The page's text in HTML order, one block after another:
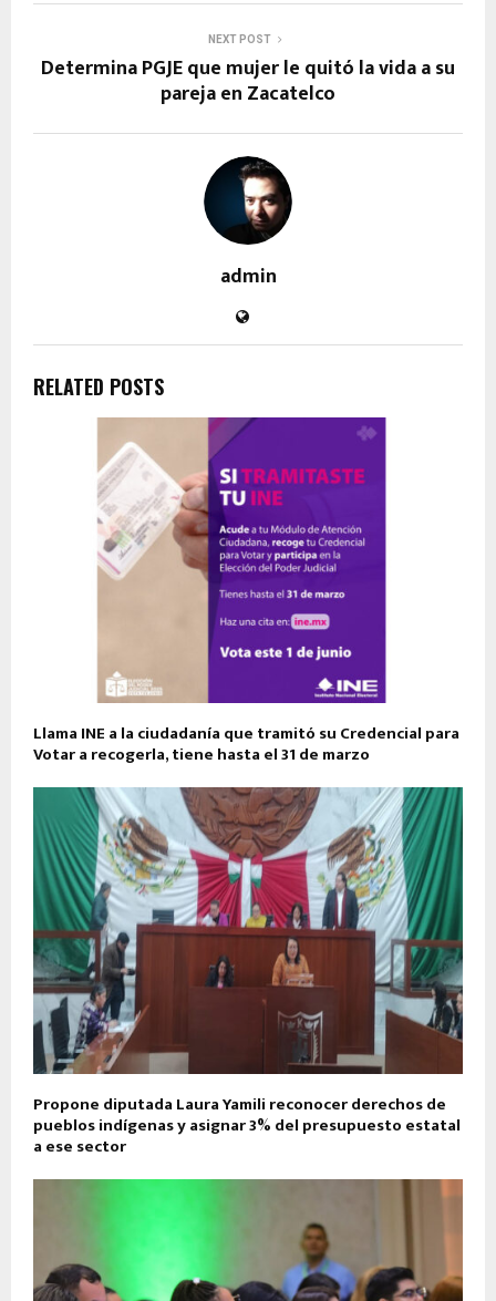
NEXT POST
Determina PGJE que mujer le quitó la vida a su
pareja en Zacatelco
admin
RELATED POSTS
Llama INE a la ciudadanía que tramitó su Credencial para
Votar a recogerla, tiene hasta el 31 de marzo
Propone diputada Laura Yamili reconocer derechos de
pueblos indígenas y asignar 3% del presupuesto estatal
a ese sector